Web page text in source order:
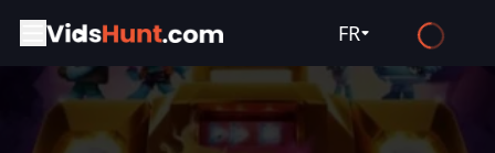
FR
English
Español